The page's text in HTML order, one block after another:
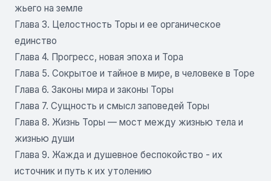
жьего на земле
Глава 3. Целостность Торы и ее органическое
единство
Глава 4. Прогресс, новая эпоха и Тора
Глава 5. Сокрытое и тайное в мире, в человеке в Торе
Глава 6. Законы мира и законы Торы
Глава 7. Сущность и смысл заповедей Торы
Глава 8. Жизнь Торы — мост между жизнью тела и
жизнью души
Глава 9. Жажда и душевное беспокойство - их
источник и путь к их утолению